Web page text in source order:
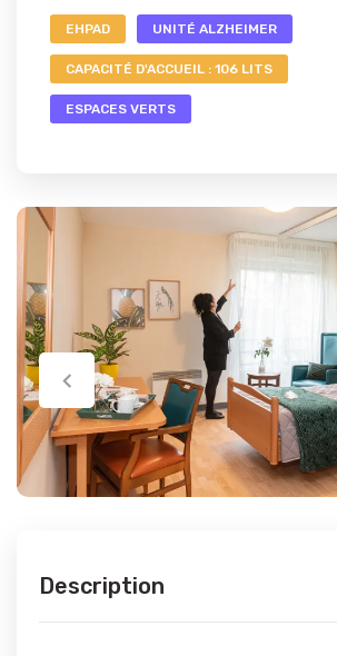
EHPAD UNITÉ ALZHEIMER
CAPACITÉ D'ACCUEIL : 106 LITS
ESPACES VERTS
Description